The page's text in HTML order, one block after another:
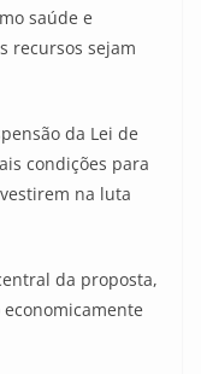
saúde e
recursos sejam
da Lei de
condições para
na luta
da proposta,